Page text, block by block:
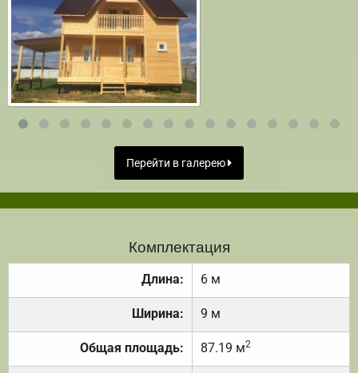
Перейти в галерею
Комплектация
Длина: 6 м
Ширина: 9 м
Общая площадь: 87.19 м2